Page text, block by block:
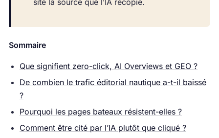
Sommaire
Que signifient zero-click, AI Overviews et GEO ?
De combien le trafic éditorial nautique a-t-il baissé
?
Pourquoi les pages bateaux résistent-elles ?
Comment être cité par l’IA plutôt que cliqué ?